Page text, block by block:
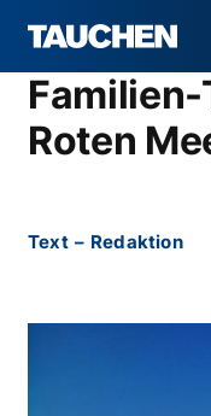
Roten
Text – Redaktion